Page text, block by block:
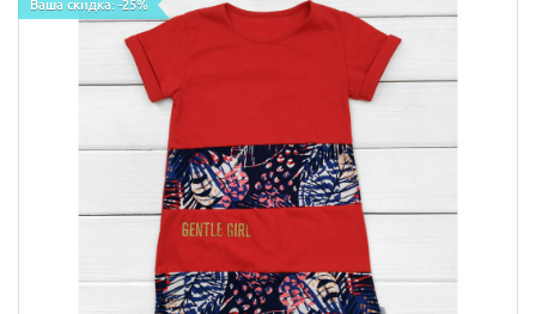
Ваша скидка: -25%